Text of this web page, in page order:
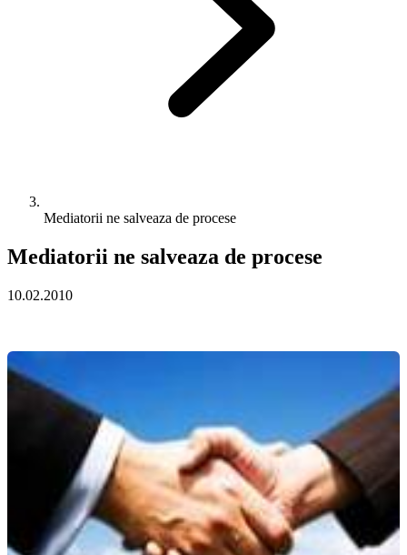
Mediatorii ne salveaza de procese
Mediatorii ne salveaza de procese
10.02.2010